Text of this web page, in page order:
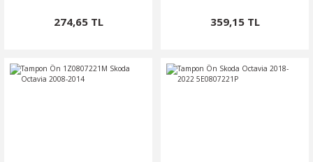
274,65 TL 359,15 TL